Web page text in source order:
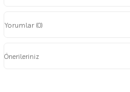
Yorumlar (0)
Önerileriniz